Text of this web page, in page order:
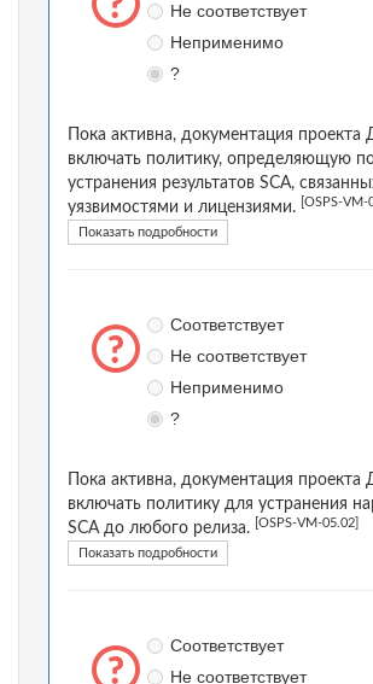
Не соответствует
Неприменимо
?
Пока активна, документация
включать политику, определяющую
устранения результатов SCA,
уязвимостями и лицензиями.
[OSPS-VM-
Показать подробности
Соответствует
Не соответствует
Неприменимо
?
Пока активна, документация
включать политику для устранения
SCA до любого релиза.
[OSPS-VM-05.02]
Показать подробности
Соответствует
Не соответствует